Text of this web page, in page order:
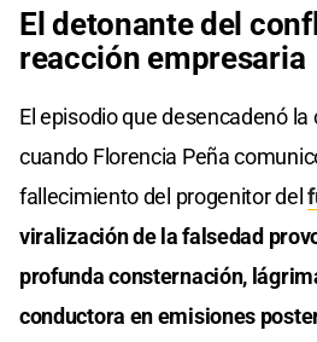
El detonante del
reacción empresaria
El episodio que desencadenó la
cuando Florencia Peña
fallecimiento del progenitor del
viralización de la falsedad
profunda consternación,
conductora en emisiones